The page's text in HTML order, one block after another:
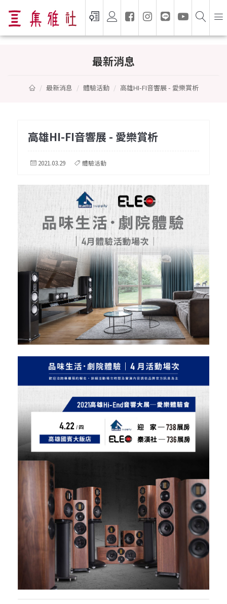
最新消息
最新消息 體驗活動 高雄HI-FI音響展 - 愛樂賞析
高雄HI-FI音響展 - 愛樂賞析
2021.03.29 體驗活動